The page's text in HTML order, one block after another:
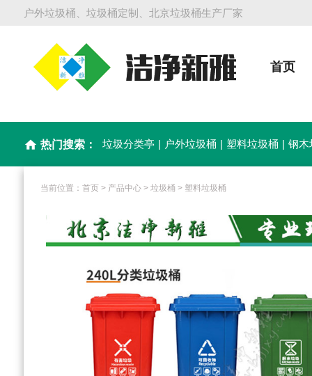
户外垃圾桶、垃圾桶定制、北京垃圾桶生产厂家
首页
home 热门搜索： 垃圾分类亭 | 户外垃圾桶 | 塑料垃圾桶 | 钢木
当前位置：首页 > 产品中心 >垃圾桶 > 塑料垃圾桶